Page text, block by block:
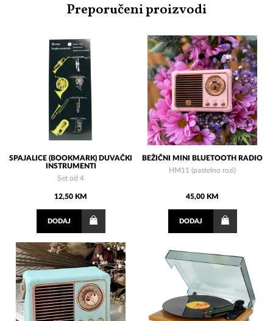
Preporučeni proizvodi
SPAJALICE (BOOKMARK) DUVAČKI
INSTRUMENTI
Set od 4
12,50 KM
DODAJ
BEŽIČNI MINI BLUETOOTH RADIO
HM11 (pastelno rozi)
45,00 KM
DODAJ